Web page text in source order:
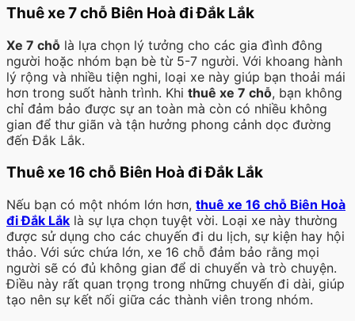
Thuê xe 7 chỗ Biên Hoà đi Đắk Lắk
Xe 7 chỗ là lựa chọn lý tưởng cho các gia đình đông
người hoặc nhóm bạn bè từ 5-7 người. Với khoang hành
lý rộng và nhiều tiện nghi, loại xe này giúp bạn thoải mái
hơn trong suốt hành trình. Khi thuê xe 7 chỗ, bạn không
chỉ đảm bảo được sự an toàn mà còn có nhiều không
gian để thư giãn và tận hưởng phong cảnh dọc đường
đến Đắk Lắk.
Thuê xe 16 chỗ Biên Hoà đi Đắk Lắk
Nếu bạn có một nhóm lớn hơn, thuê xe 16 chỗ Biên Hoà
đi Đắk Lắk là sự lựa chọn tuyệt vời. Loại xe này thường
được sử dụng cho các chuyến đi du lịch, sự kiện hay hội
thảo. Với sức chứa lớn, xe 16 chỗ đảm bảo rằng mọi
người sẽ có đủ không gian để di chuyển và trò chuyện.
Điều này rất quan trọng trong những chuyến đi dài, giúp
tạo nên sự kết nối giữa các thành viên trong nhóm.